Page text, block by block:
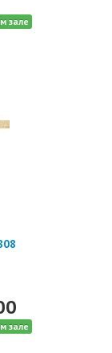
зале
зале